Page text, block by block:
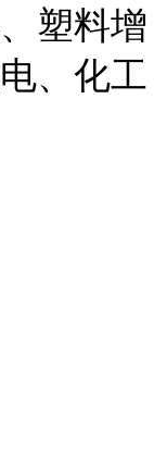
塑料增
、化工